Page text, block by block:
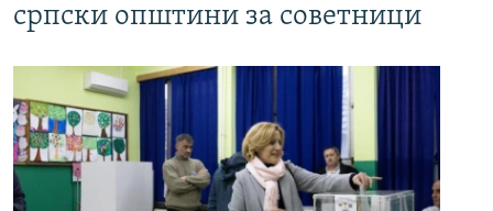
српски општини за советници